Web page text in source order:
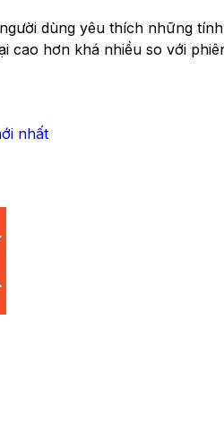
dùng yêu thích những
cao hơn khá nhiều so với
nhất